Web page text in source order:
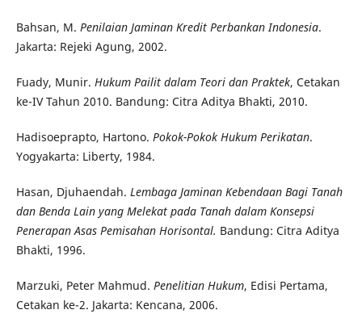
Bahsan, M. Penilaian Jaminan Kredit Perbankan Indonesia.
Jakarta: Rejeki Agung, 2002.
Fuady, Munir. Hukum Pailit dalam Teori dan Praktek, Cetakan
ke-IV Tahun 2010. Bandung: Citra Aditya Bhakti, 2010.
Hadisoeprapto, Hartono. Pokok-Pokok Hukum Perikatan.
Yogyakarta: Liberty, 1984.
Hasan, Djuhaendah. Lembaga Jaminan Kebendaan Bagi Tanah
dan Benda Lain yang Melekat pada Tanah dalam Konsepsi
Penerapan Asas Pemisahan Horisontal. Bandung: Citra Aditya
Bhakti, 1996.
Marzuki, Peter Mahmud. Penelitian Hukum, Edisi Pertama,
Cetakan ke-2. Jakarta: Kencana, 2006.